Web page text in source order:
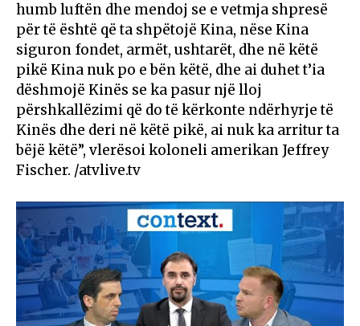
humb luftën dhe mendoj se e vetmja shpresë
për të është që ta shpëtojë Kina, nëse Kina
siguron fondet, armët, ushtarët, dhe në këtë
pikë Kina nuk po e bën këtë, dhe ai duhet t’ia
dëshmojë Kinës se ka pasur një lloj
përshkallëzimi që do të kërkonte ndërhyrje të
Kinës dhe deri në këtë pikë, ai nuk ka arritur ta
bëjë këtë”, vlerësoi koloneli amerikan Jeffrey
Fischer. /atvlive.tv